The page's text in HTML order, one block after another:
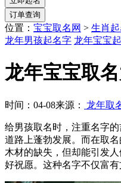
位置： 宝宝取名网 > 生肖起
龙年男孩起名字 龙年宝宝
龙年宝宝取
时间：04-08来源： 龙年取
给男孩取名时，注重名字
道路上蓬勃发展。而在取
木材的缺失，但却能引发
好祝愿。这种名字不仅富